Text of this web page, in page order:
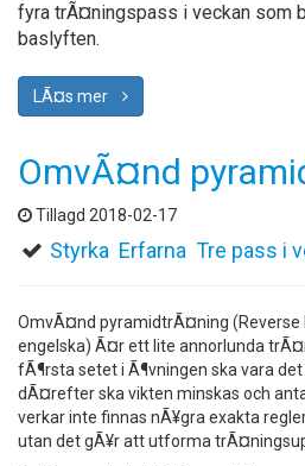
fyra trÃ¤ningspass i veckan som
baslyften.
LÃ¤s mer
OmvÃ¤nd
Tillagd 2018-02-17
Styrka Erfarna Tre pass i
OmvÃ¤nd pyramidtrÃ¤ning (Reverse
engelska) Ã¤r ett lite annorlunda
fÃ¶rsta setet i Ã¶vningen ska vara
dÃ¤refter ska vikten minskas och
verkar inte finnas nÃ¥gra exakta
utan det gÃ¥r att utforma